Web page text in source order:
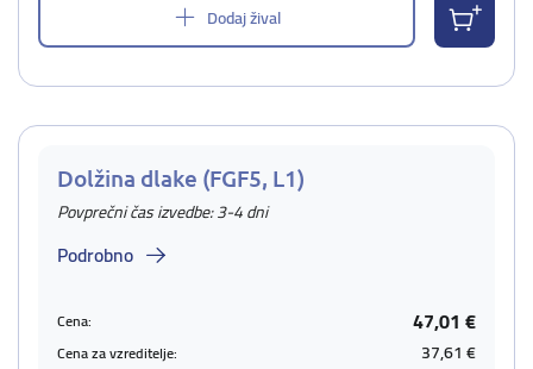
Dodaj žival
Dolžina dlake (FGF5, L1)
Povprečni čas izvedbe: 3-4 dni
Podrobno
Cena: 47,01 €
Cena za vzreditelje: 37,61 €